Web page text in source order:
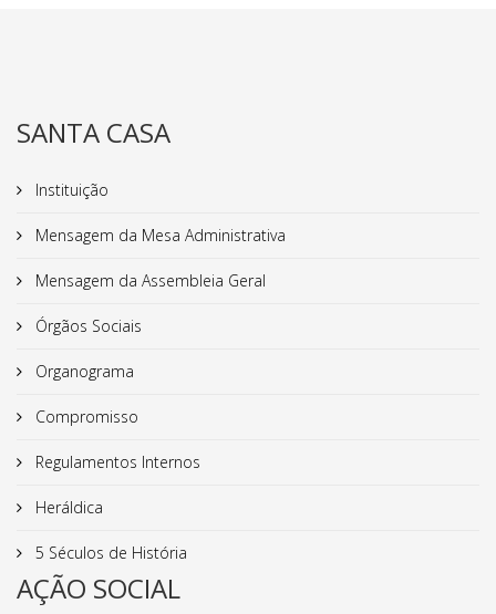
SANTA CASA
Instituição
Mensagem da Mesa Administrativa
Mensagem da Assembleia Geral
Órgãos Sociais
Organograma
Compromisso
Regulamentos Internos
Heráldica
5 Séculos de História
AÇÃO SOCIAL